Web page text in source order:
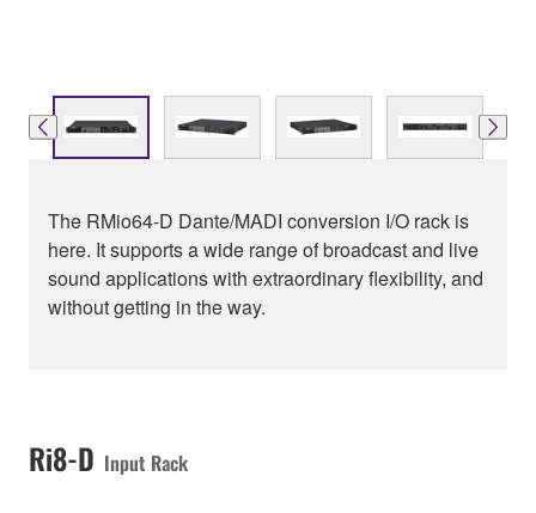
The RMio64-D Dante/MADI conversion I/O rack is
here. It supports a wide range of broadcast and live
sound applications with extraordinary flexibility, and
without getting in the way.
Ri8-D Input Rack